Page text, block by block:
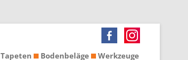
Tapeten Bodenbeläge Werkzeuge